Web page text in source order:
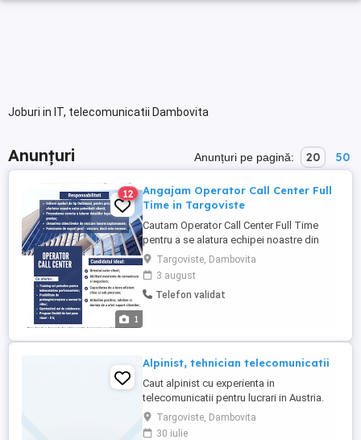
Joburi in IT, telecomunicatii Dambovita
Anunțuri Anunțuri pe pagină: 20 50
1
12
Angajam Operator Call Center Full
Time in Targoviste
Cautam Operator Call Center Full Time
pentru a se alatura echipei noastre din
Targoviste. Candidatul ideal va fi o
persoana comunicativa, orientata catre
client si capabila sa gestioneze eficient
apelurile telefonice. Responsabilitati: *
Targoviste, Dambovita
3 august
Telefon validat
Alpinist, tehnician telecomunicatii
Caut alpinist cu experienta in
telecomunicatii pentru lucrari in Austria.
Targoviste, Dambovita
30 iulie